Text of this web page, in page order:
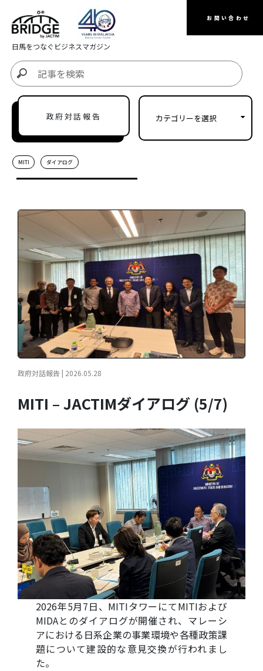
お問い合わせ
日馬をつなぐビジネスマガジン
政府対話報告
MITI ダイアログ
政府対話報告 | 2026.05.28
MITI – JACTIMダイアログ (5/7)
2026年5月7日、MITIタワーにてMITIおよび
MIDAとのダイアログが開催され、マレーシ
アにおける日系企業の事業環境や各種政策課
題について建設的な意見交換が行われまし
た。